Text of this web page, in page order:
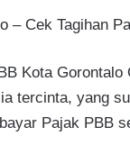
– Cek Tagihan
Kota
tercinta, yang
Pajak PBB